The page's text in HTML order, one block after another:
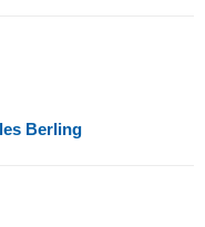
Berling